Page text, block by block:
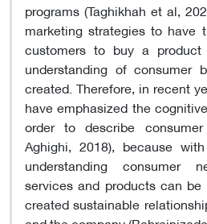
programs (Taghikhah et al,
marketing strategies to have
customers to buy a
understanding of consumer
created. Therefore, in recent
have emphasized the
order to describe
Aghighi, 2018), because
understanding consumer
services and products can
created sustainable